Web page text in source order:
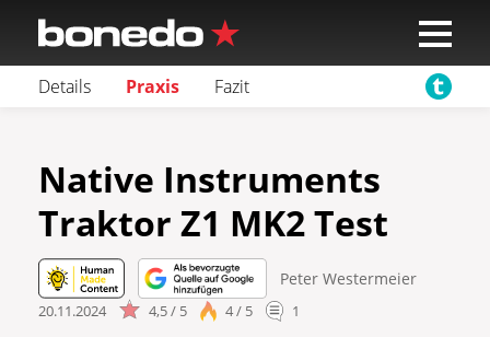
Details Praxis Fazit
Native Instruments
Traktor Z1 MK2 Test
Peter Westermeier
20.11.2024 4,5 / 5 4 / 5 1